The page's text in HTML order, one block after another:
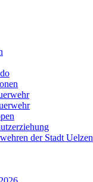
der Stadt Uelzen